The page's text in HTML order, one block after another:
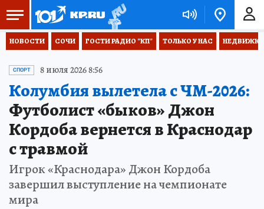
НОВОСТИ СОЧИ ГОСТИ РАДИО "КП" ТОЛЬКО У НАС НЕДВИЖКА
СПОРТ 8 июля 2026 8:56
Колумбия вылетела с ЧМ-2026:
Футболист «быков» Джон
Кордоба вернется в Краснодар
с травмой
Игрок «Краснодара» Джон Кордоба
завершил выступление на чемпионате
мира